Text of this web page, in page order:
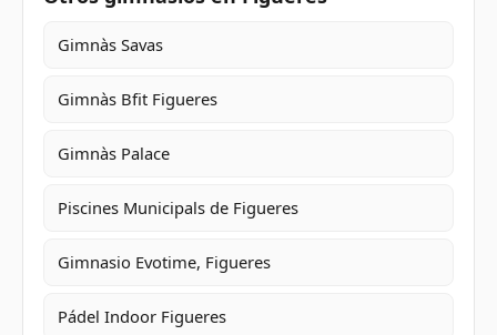
Gimnàs Savas
Gimnàs Bfit Figueres
Gimnàs Palace
Piscines Municipals de Figueres
Gimnasio Evotime, Figueres
Pádel Indoor Figueres